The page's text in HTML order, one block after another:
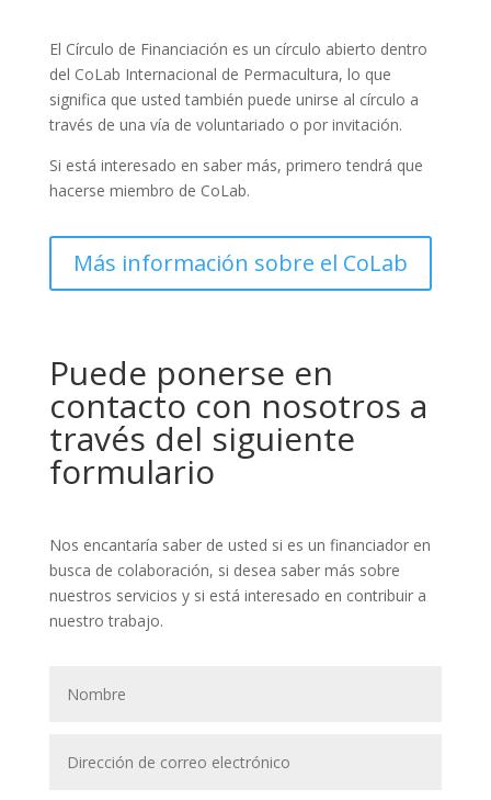
El Círculo de Financiación es un círculo abierto dentro
del CoLab Internacional de Permacultura, lo que
significa que usted también puede unirse al círculo a
través de una vía de voluntariado o por invitación.
Si está interesado en saber más, primero tendrá que
hacerse miembro de CoLab.
Más información sobre el CoLab
Puede ponerse en
contacto con nosotros a
través del siguiente
formulario
Nos encantaría saber de usted si es un financiador en
busca de colaboración, si desea saber más sobre
nuestros servicios y si está interesado en contribuir a
nuestro trabajo.